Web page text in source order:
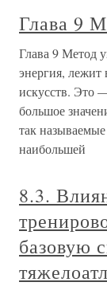
Глава 9
Глава 9 Метод
энергия,
искусств. Это
большое
так
наибольшей
8.3.
базовую